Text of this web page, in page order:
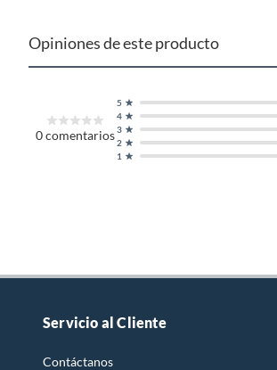
Opiniones de este producto
0comentarios
1
2
3
4
5
Servicio al Cliente
Contáctanos